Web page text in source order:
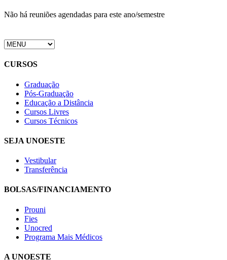
Não há reuniões agendadas para este ano/semestre
CURSOS
Graduação
Pós-Graduação
Educação a Distância
Cursos Livres
Cursos Técnicos
SEJA UNOESTE
Vestibular
Transferência
BOLSAS/FINANCIAMENTO
Prouni
Fies
Unocred
Programa Mais Médicos
A UNOESTE